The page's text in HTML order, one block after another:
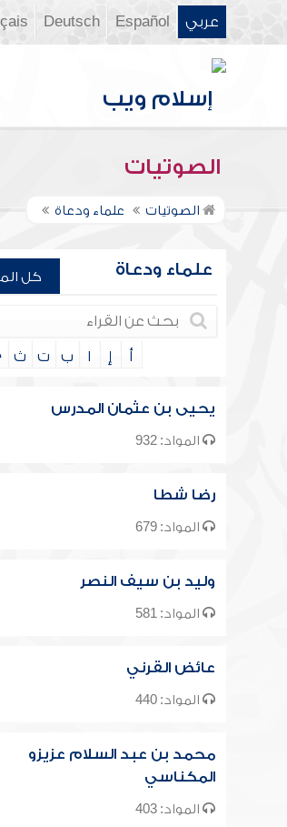
عربي Español
Deutsch
الصوتيات
الصوتيات علماء ودعاة
علماء ودعاة كل
أ إ ا ب ت ث
يحيى بن عثمان المدرس
المواد: 932
رضا شطا
المواد: 679
وليد بن سيف النصر
المواد: 581
عائض القرني
المواد: 440
محمد بن عبد السلام عزيزو
المكناسي
المواد: 403